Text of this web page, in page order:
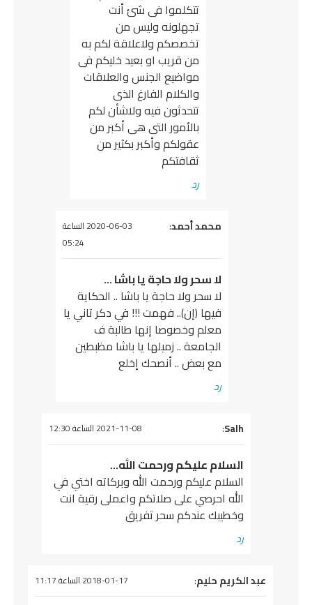
تتكلموا فى شئ أنت
تجهلونه وليس من
تخصصكم ولاعلاقة لكم به
من قريب او بعيد خليكم فى
مواضيع الجنس والعلاقات
والكلام الفارغ الذى
تتحدثون فيه ولاشأن لكم
بالأمور التى هى أكبر من
عقولكم وأكبر بكثير من
ثقافتكم
رد
يقول
محمد أحمد:
2020-06-03 الساعة
05:24
لا سحر ولا حاجة يا باشا …
لا سحر ولا حاجة يا باشا .. الحكاية
فيها (إن).. فهمت !!! في دكر تاني يا
معلم وخصوصا إنها طالبة ف
الجامعة .. زميلها يا باشا مظبطين
مع بعض .. أنصحك إخلع
رد
يقول
Salh
: 2021-11-08 الساعة 12:30
السلام عليكم ورحمت الله…
السلام عليكم ورحمت الله وبركاته اختي في
الله احرصي على صلاتكم واعملى رقية انت
وخطيبك عندكم سحر تفريق
رد
يقول
عبد الكريم حليم: 2018-01-17 الساعة 11:17